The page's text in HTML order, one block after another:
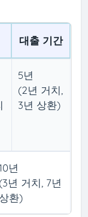
대출 기간
5년
(2년 거치,
3년 상환)
년
(3년 거치, 7년
상환)